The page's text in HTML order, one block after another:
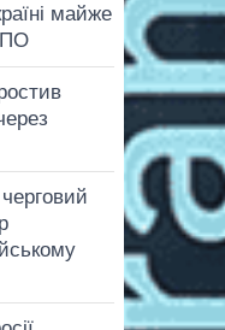
майже